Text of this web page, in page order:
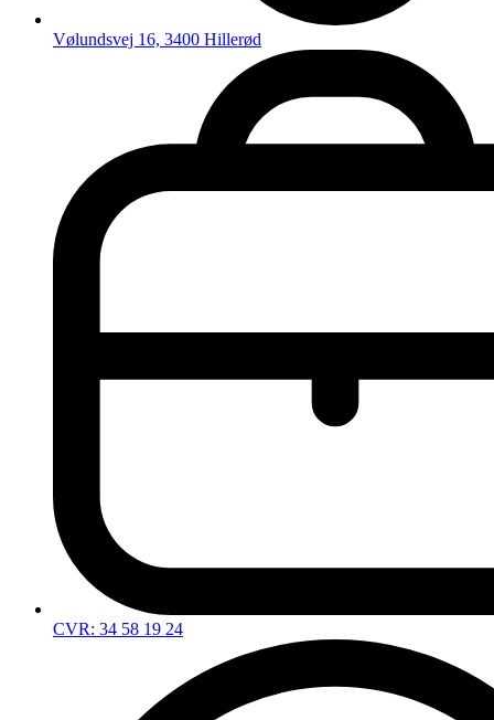
Vølundsvej 16, 3400 Hillerød
CVR: 34 58 19 24